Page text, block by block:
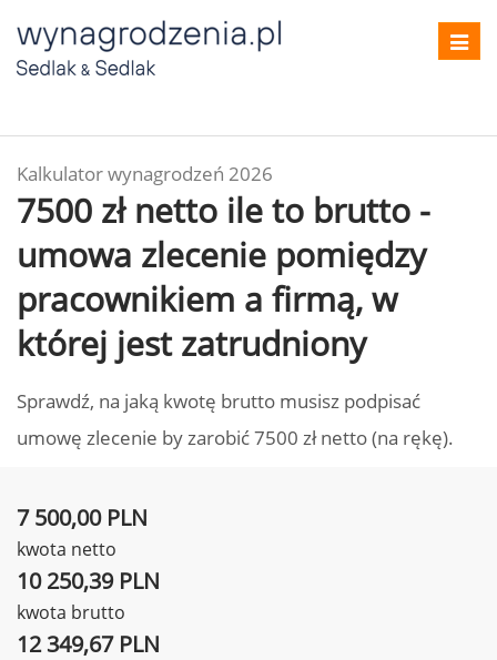
Kalkulator wynagrodzeń 2026
7500 zł netto ile to brutto -
umowa zlecenie pomiędzy
pracownikiem a firmą, w
której jest zatrudniony
Sprawdź, na jaką kwotę brutto musisz podpisać
umowę zlecenie by zarobić 7500 zł netto (na rękę).
7 500,00 PLN
kwota netto
10 250,39 PLN
kwota brutto
12 349,67 PLN